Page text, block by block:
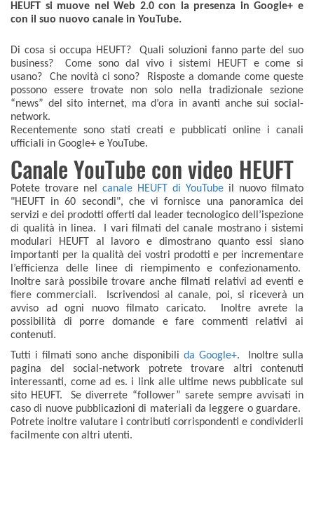
HEUFT si muove nel Web 2.0 con la presenza in Google+ e
con il suo nuovo canale in YouTube.
Di cosa si occupa HEUFT? Quali soluzioni fanno parte del suo
business? Come sono dal vivo i sistemi HEUFT e come si
usano? Che novità ci sono? Risposte a domande come queste
possono essere trovate non solo nella tradizionale sezione
“news” del sito internet, ma d’ora in avanti anche sui social-
network.
Recentemente sono stati creati e pubblicati online i canali
ufficiali in Google+ e YouTube.
Canale YouTube con video HEUFT
Potete trovare nel canale HEUFT di YouTube il nuovo filmato
"HEUFT in 60 secondi", che vi fornisce una panoramica dei
servizi e dei prodotti offerti dal leader tecnologico dell’ispezione
di qualità in linea. I vari filmati del canale mostrano i sistemi
modulari HEUFT al lavoro e dimostrano quanto essi siano
importanti per la qualità dei vostri prodotti e per incrementare
l’efficienza delle linee di riempimento e confezionamento.
Inoltre sarà possibile trovare anche filmati relativi ad eventi e
fiere commerciali. Iscrivendosi al canale, poi, si riceverà un
avviso ad ogni nuovo filmato caricato. Inoltre avrete la
possibilità di porre domande e fare commenti relativi ai
contenuti.
Tutti i filmati sono anche disponibili da Google+. Inoltre sulla
pagina del social-network potrete trovare altri contenuti
interessanti, come ad es. i link alle ultime news pubblicate sul
sito HEUFT. Se diverrete “follower” sarete sempre avvisati in
caso di nuove pubblicazioni di materiali da leggere o guardare.
Potrete inoltre valutare i contributi corrispondenti e condividerli
facilmente con altri utenti.